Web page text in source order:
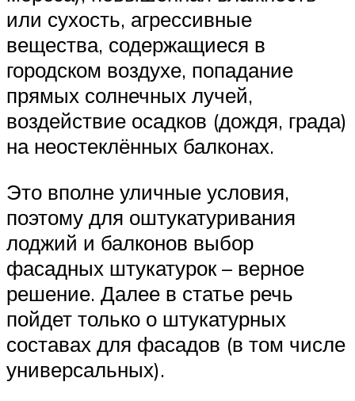
или сухость, агрессивные
вещества, содержащиеся в
городском воздухе, попадание
прямых солнечных лучей,
воздействие осадков (дождя, града)
на неостеклённых балконах.
Это вполне уличные условия,
поэтому для оштукатуривания
лоджий и балконов выбор
фасадных штукатурок – верное
решение. Далее в статье речь
пойдет только о штукатурных
составах для фасадов (в том числе
универсальных).